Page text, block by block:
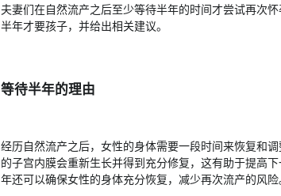
夫妻们在自然流产之后至少等待半年的时间才尝试再次
半年才要孩子，并给出相关建议。
等待半年的理由
经历自然流产之后，女性的身体需要一段时间来恢复和
的子宫内膜会重新生长并得到充分修复，这有助于提高
年还可以确保女性的身体充分恢复，减少再次流产的风险